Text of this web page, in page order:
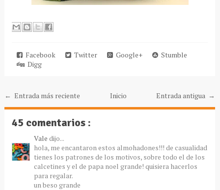
Facebook Twitter Google+
Stumble
Digg
← Entrada más reciente Entrada antigua →
Inicio
45 comentarios :
Vale dijo...
hola, me encantaron estos almohadones!!! de casualidad
tienes los patrones de los motivos, sobre todo el de los
calcetines y el de papa noel grande! quisiera hacerlos
para regalar.
un beso grande